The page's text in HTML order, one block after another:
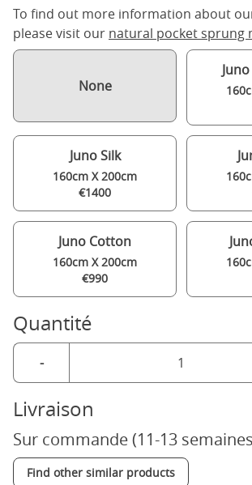
To find out more information about
please visit our natural pocket sprung
None
Juno Silk
160cm X 200cm
€1400
Juno Cotton
160cm X 200cm
€990
Quantité
-
Livraison
Sur commande (11-13
Find other similar products